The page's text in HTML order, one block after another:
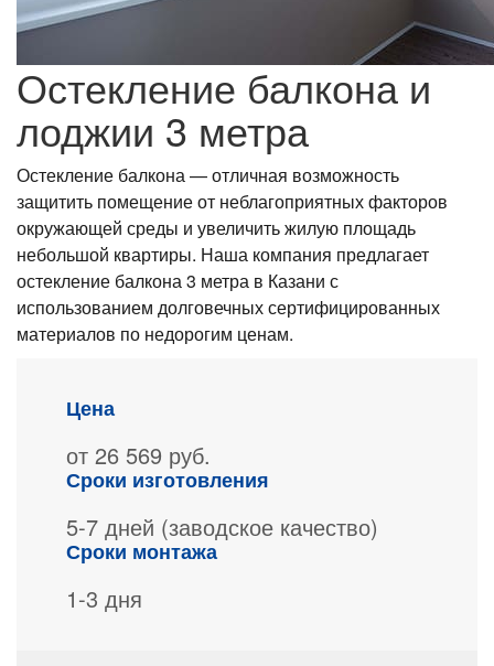
Остекление балкона и
лоджии 3 метра
Остекление балкона — отличная возможность
защитить помещение от неблагоприятных факторов
окружающей среды и увеличить жилую площадь
небольшой квартиры. Наша компания предлагает
остекление балкона 3 метра в Казани с
использованием долговечных сертифицированных
материалов по недорогим ценам.
Цена
от 26 569 руб.
Сроки изготовления
5-7 дней (заводское качество)
Сроки монтажа
1-3 дня